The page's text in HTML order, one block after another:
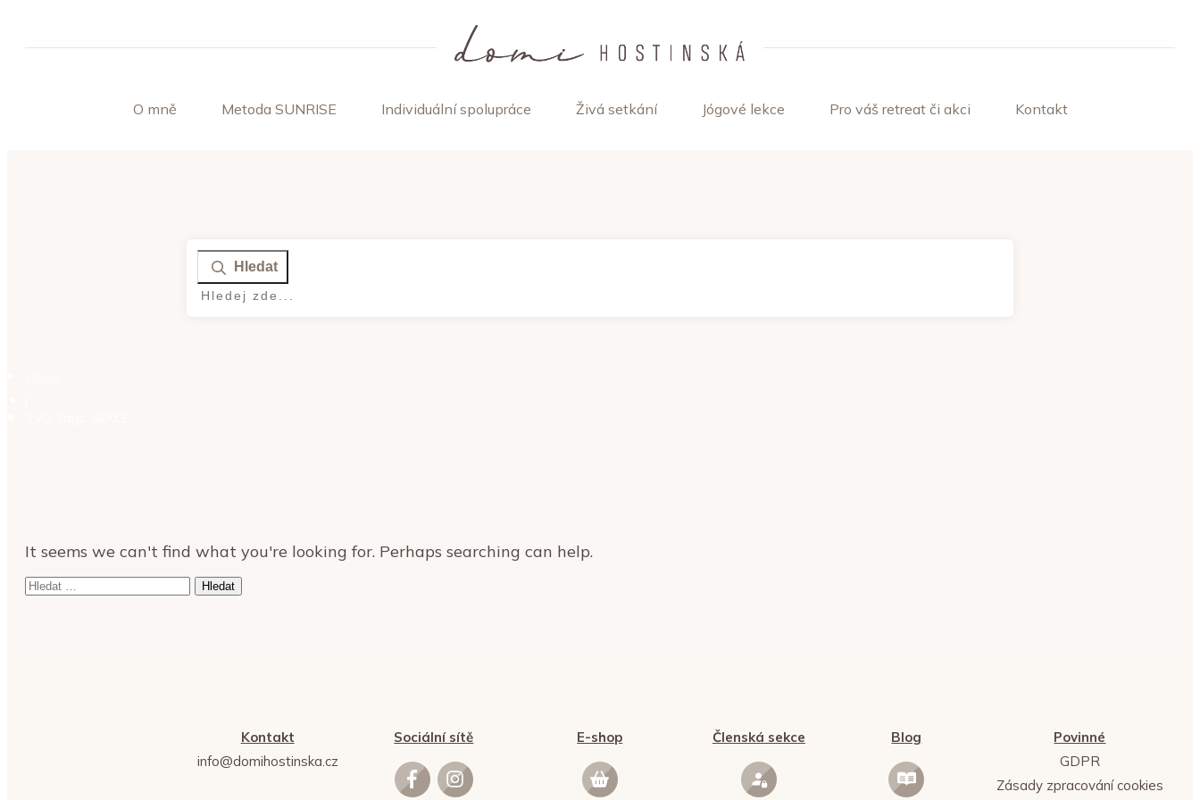
O mně Metoda SUNRISE Individuální spolupráce Živá setkání Jógové lekce Pro váš retreat či akci Kontakt
Hledat
It seems we can't find what you're looking for. Perhaps searching can help.
Vyhledávání
Kontakt
info@domihostinska.cz
Sociální sítě E-shop Členská sekce Blog
Povinné
GDPR
Zásady zpracování cookies